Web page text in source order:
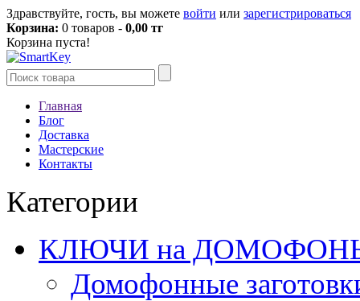
Здравствуйте, гость, вы можете войти или зарегистрироваться
Корзина: 0 товаров - 0,00 тг
Корзина пуста!
Главная
Блог
Доставка
Мастерские
Контакты
Категории
КЛЮЧИ на
Домофонные